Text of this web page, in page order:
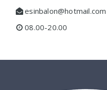
esinbalon@hotmail.com
08.00-20.00